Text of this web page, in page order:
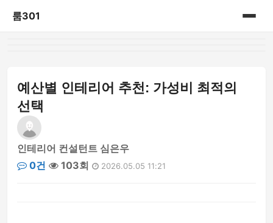
룸301
예산별 인테리어 추천: 가성비 최적의
선택
인테리어 컨설턴트 심은우
0건
103회 2026.05.05 11:21